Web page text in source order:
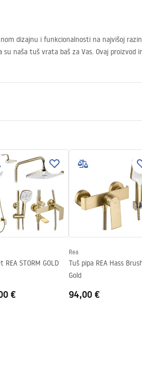
dizajnu i funkcionalnosti na najvišoj
su naša tuš vrata baš za Vas. Ovaj proizvod
Univerzalan
6 mm
195
cm
Aluminij
Mjed
Da
Svijetlo zlato
REA STORM GOLD
€
Rea
Tuš pipa REA Hass
Gold
94,00 €